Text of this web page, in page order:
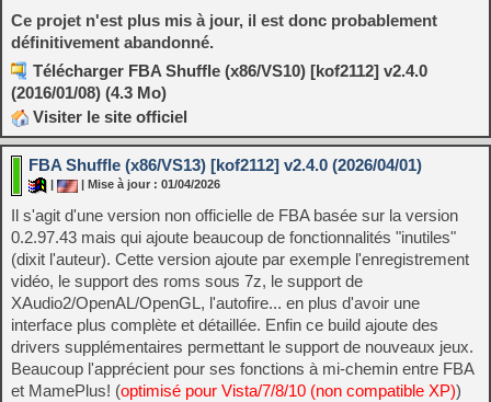
Ce projet n'est plus mis à jour, il est donc probablement
définitivement abandonné.
Télécharger FBA Shuffle (x86/VS10) [kof2112] v2.4.0
(2016/01/08) (4.3 Mo)
Visiter le site officiel
FBA Shuffle (x86/VS13) [kof2112] v2.4.0 (2026/04/01)
| Mise à jour : 01/04/2026
Il s'agit d'une version non officielle de FBA basée sur la version
0.2.97.43 mais qui ajoute beaucoup de fonctionnalités "inutiles"
(dixit l'auteur). Cette version ajoute par exemple l'enregistrement
vidéo, le support des roms sous 7z, le support de
XAudio2/OpenAL/OpenGL, l'autofire... en plus d'avoir une
interface plus complète et détaillée. Enfin ce build ajoute des
drivers supplémentaires permettant le support de nouveaux jeux.
Beaucoup l'apprécient pour ses fonctions à mi-chemin entre FBA
et MamePlus! (optimisé pour Vista/7/8/10 (non compatible XP))